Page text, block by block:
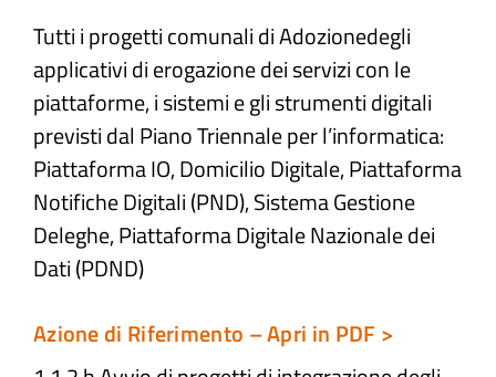
Tutti i progetti comunali di Adozionedegli
applicativi di erogazione dei servizi con le
piattaforme, i sistemi e gli strumenti digitali
previsti dal Piano Triennale per l’informatica:
Piattaforma IO, Domicilio Digitale, Piattaforma
Notifiche Digitali (PND), Sistema Gestione
Deleghe, Piattaforma Digitale Nazionale dei
Dati (PDND)
Azione di Riferimento – Apri in PDF >